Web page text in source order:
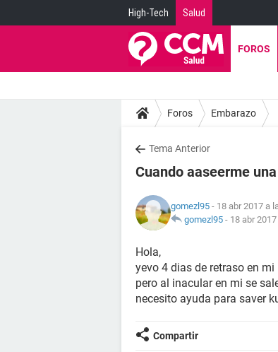
High-Tech Salud
FOROS
Foros Embarazo
Tema Anterior
Cuando aaseerme
gomezl95 - 18 abr 2017 a
gomezl95 - 18 abr
Hola,
yevo 4 dias de retraso en
pero al inacular en mi se
necesito ayuda para saver
Compartir